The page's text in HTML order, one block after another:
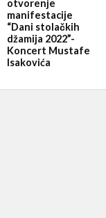
otvorenje
manifestacije
“Dani stolačkih
džamija 2022”-
Koncert Mustafe
Isakovića